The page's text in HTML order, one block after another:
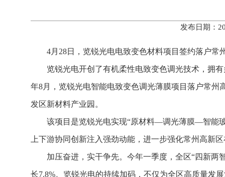
发布日期：
4月28日，览锐光电电致变色材料项目签约落户
览锐光电开创了有机柔性电致变色调光技术，拥
年8月，览锐光电智能电致变色调光薄膜项目落户常
发区新材料产业园。
该项目是览锐光电实现“原材料—调光薄膜—智能
上下游协同创新注入强劲动能，进一步强化常州高新
加压奋进，实干争先。今年一季度，全区“四新两
长7.8%。览锐光电的持续加码，不仅为全区高质量发